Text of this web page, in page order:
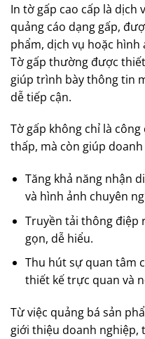
In tờ gấp cao cấp là dịch
quảng cáo dạng gấp,
phẩm, dịch vụ hoặc
Tờ gấp thường được
giúp trình bày thông tin
dễ tiếp cận.
Tờ gấp không chỉ là
thấp, mà còn giúp
Tăng khả năng nhận
và hình ảnh chuyên
Truyền tải thông điệp
gọn, dễ hiểu.
Thu hút sự quan tâm
thiết kế trực quan và
Từ việc quảng bá sản
giới thiệu doanh nghiệp,